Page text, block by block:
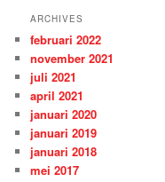
ARCHIVES
februari 2022
november 2021
juli 2021
april 2021
januari 2020
januari 2019
januari 2018
mei 2017